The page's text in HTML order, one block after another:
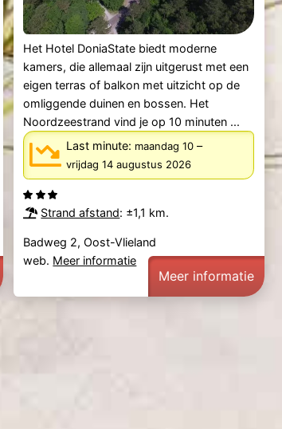
Het Hotel DoniaState biedt moderne
kamers, die allemaal zijn uitgerust met een
eigen terras of balkon met uitzicht op de
omliggende duinen en bossen. Het
Noordzeestrand vind je op 10 minuten ...
Last minute: maandag 10 –
vrijdag 14 augustus 2026
Strand afstand: ±1,1 km.
Badweg 2, Oost-Vlieland
web. Meer informatie
Meer informatie